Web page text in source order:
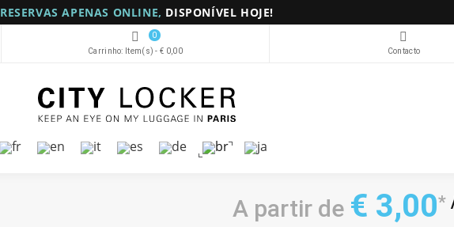
RESERVAS APENAS ONLINE, DISPONÍVEL HOJE!
0
Carrinho: Item(s)-€ 0,00 Contacto
A partir de € 3,00*